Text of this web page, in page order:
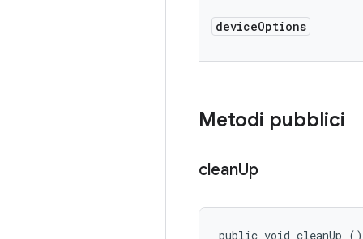
deviceOptions
Metodi pubblici
cleanUp
public void cleanUp ()